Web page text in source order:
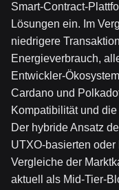
Smart-Contract-
Lösungen ein. Im
niedrigere
Energieverbrauch,
Entwickler-
Cardano und
Kompatibilität und
Der hybride Ansatz
UTXO-basierten
Vergleiche der
aktuell als Mid-Tier-